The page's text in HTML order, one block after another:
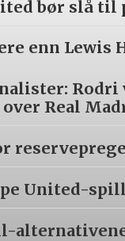
bør slå til
enn Lewis
Rodri
Real
United-